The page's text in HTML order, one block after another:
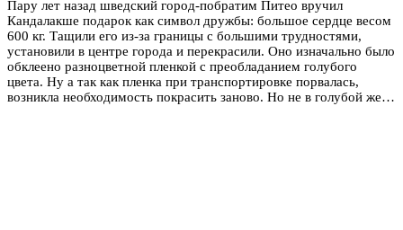
Пару лет назад шведский город-побратим Питео вручил
Кандалакше подарок как символ дружбы: большое сердце весом
600 кг. Тащили его из-за границы с большими трудностями,
установили в центре города и перекрасили. Оно изначально было
обклеено разноцветной пленкой с преобладанием голубого
цвета. Ну а так как пленка при транспортировке порвалась,
возникла необходимость покрасить заново. Но не в голубой же…